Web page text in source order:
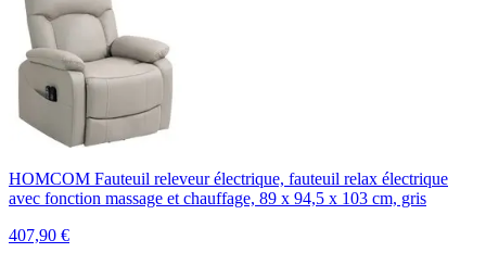
HOMCOM Fauteuil releveur électrique, fauteuil relax électrique
avec fonction massage et chauffage, 89 x 94,5 x 103 cm, gris
407,90 €